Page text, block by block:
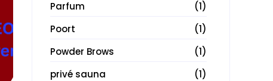
Parfum
(1)
Poort
(1)
Powder Brows
(1)
privé sauna
(1)